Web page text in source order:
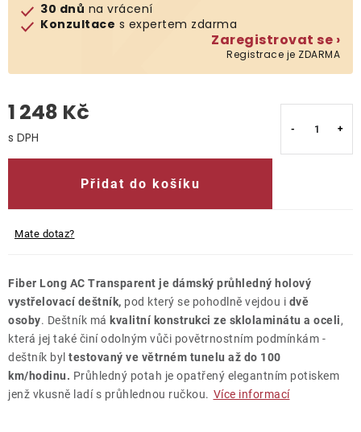
Naše katalogy
30 dnů na vrácení
Konzultace s expertem zdarma
Zaregistrovat se ›
Registrace je ZDARMA
1 248 Kč
Přidat do košíku
Mate dotaz?
Fiber Long AC Transparent je dámský průhledný holový
vystřelovací deštník, pod který se pohodlně vejdou i dvě
osoby. Deštník má kvalitní konstrukci ze sklolaminátu a oceli,
která jej také činí odolným vůči povětrnostním podmínkám -
deštník byl testovaný ve větrném tunelu až do 100
km/hodinu. Průhledný potah je opatřený elegantním potiskem
jenž vkusně ladí s průhlednou ručkou. Více informací